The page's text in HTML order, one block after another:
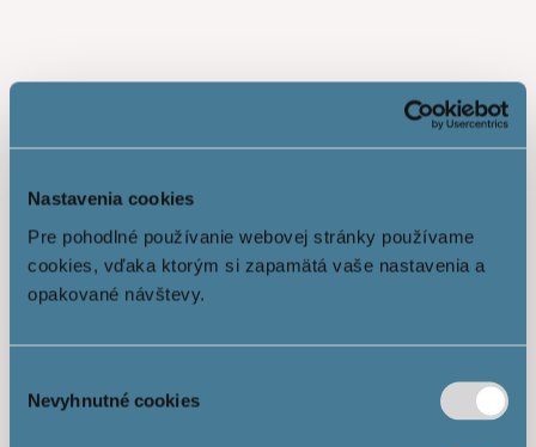
Nastavenia cookies
Pre pohodlné používanie webovej stránky používame
cookies, vďaka ktorým si zapamätá vaše nastavenia a
opakované návštevy.
súhlasu
Nevyhnutné cookies